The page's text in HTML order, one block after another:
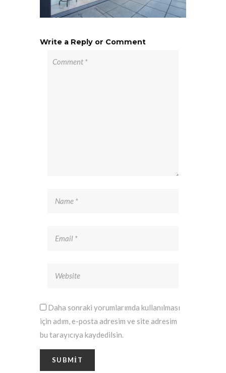
Write a Reply or Comment
Daha sonraki yorumlarımda kullanılması
için adım, e-posta adresim ve site adresim
bu tarayıcıya kaydedilsin.